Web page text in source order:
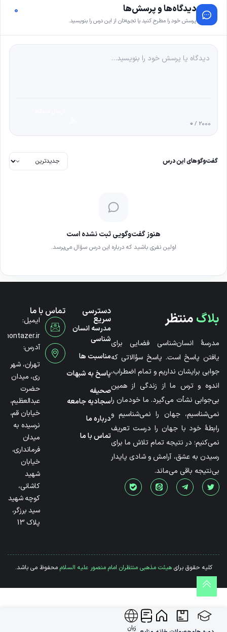
دیدگاه‌ها و پرسش‌ها
پرسش خود را مطرح کنید یا تجربه‌تان از این درس را بنویسید.
0
0 / 2000
گفت‌وگوهای این درس
هنوز گفت‌وگویی ثبت نشده است
اولین نفری باشید که درباره این درس سؤال می‌پرسد.
بلاگمنتظر
مدرسۀ انسان‌شناسی فضایی برای
یافتن پاسخ است. پاسخ سؤالاتی که
جوابی برایشان نداریم و تمام اضطراب،
اندوه و ترس ما از زندگی از همین
بی‌جوابی نشأت می‌گیرد. ما خودمان را
نمی‌شناسیم، جهان را نمی‌شناسیم و
رابطۀ خود با جهان را درست تعریف
نمی‌کنیم؛ در نتیجه تمام تلاش ما برای
رسیدن به عشق، آرامش و شادی پایدار
بی‌نتیجه باقی می‌ماند.
دسترسی
سریع
مدرسه انسان
شناسی
مناسبت ها
پاسخ به شبهات
صحیفه
سجادیه جامعه
درباره ما
تماس با ما
تماس با ما
ایمیل:
آدرس:
تهران، شهر
ری، میدان
حضرت
عبدالعظیم،
خیابان قم،
نرسیده به
میدان
فرمانداری،
خیابان
شهید
کاشانی،
کوچه شهید
سید برزگر،
پلاک 13
کلیه حقوق برایهیئت مذهبی منتظران امام منصور علیه السلاممحفوظ می باشد.
زبان